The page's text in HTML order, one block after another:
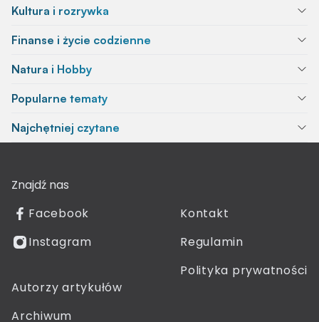
Kultura i rozrywka
Finanse i życie codzienne
Natura i Hobby
Popularne tematy
Najchętniej czytane
Znajdź nas
Facebook
Instagram
Kontakt
Regulamin
Polityka prywatności
Autorzy artykułów
Archiwum